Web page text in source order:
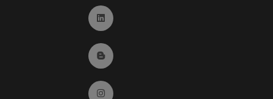
Ir a Linkedin (abre en ventana nueva)
Ir al Blog (abre en ventana nueva)
Ir a Instagram (abre en ventana nueva)